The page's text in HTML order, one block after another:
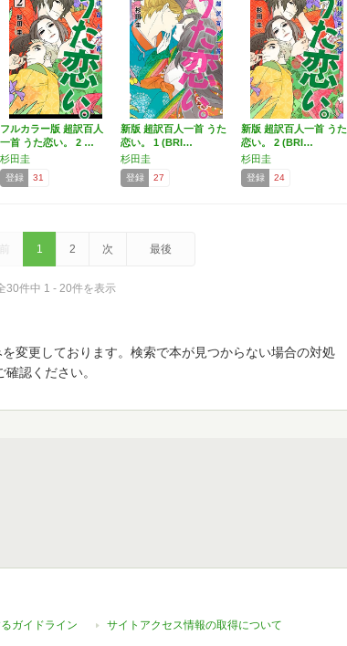
フルカラー版 超訳百人
一首 うた恋い。 2 …
杉田圭
登録 31
新版 超訳百人一首 うた
恋い。 1 (BRI…
杉田圭
登録 27
新版 超訳百人一首 うた
恋い。 2 (BRI…
杉田圭
登録 24
前 1 2 次 最後
30件中 1 - 20件を表示
変更しております。検索で本が見つからない場合の対処
確認ください。
ガイドライン サイトアクセス情報の取得について